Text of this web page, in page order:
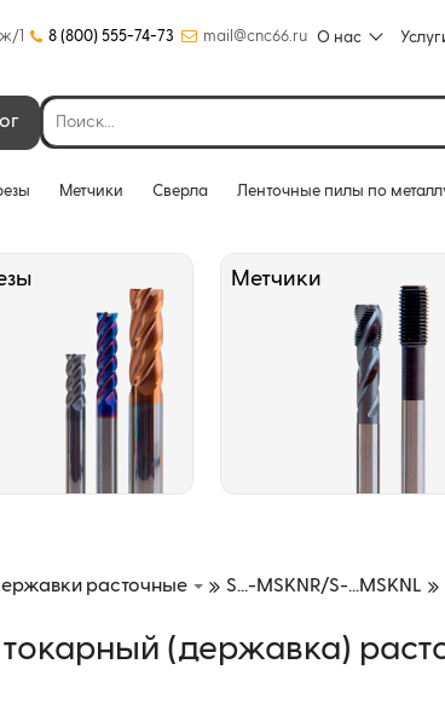
1 8 (800) 555-74-73 mail@cnc66.ru О нас
Метчики Сверла Ленточные пилы по
Метчики
расточные S...-MSKNR/S-...MSKNL
токарный (державка)